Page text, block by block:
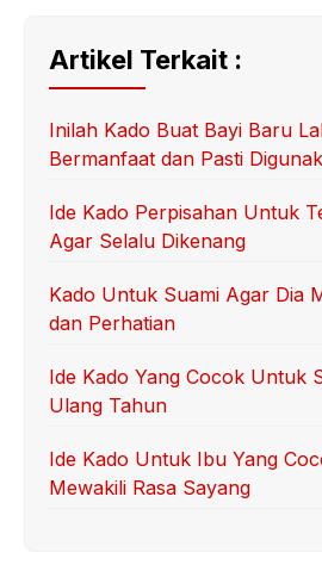
Artikel Terkait :
Inilah Kado Buat Bayi Baru
Bermanfaat dan Pasti
Ide Kado Perpisahan Untuk
Agar Selalu Dikenang
Kado Untuk Suami Agar Dia
dan Perhatian
Ide Kado Yang Cocok Untuk
Ulang Tahun
Ide Kado Untuk Ibu Yang
Mewakili Rasa Sayang